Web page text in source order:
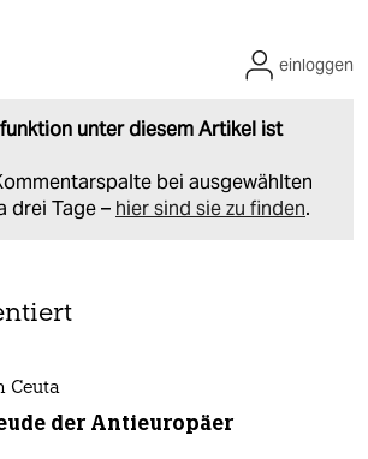
unter diesem Artikel ist
bei ausgewählten
drei Tage – hier sind sie zu finden.
einloggen
Ceuta
der Antieuropäer